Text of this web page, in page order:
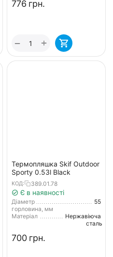
‍776‍ грн.
+
−
Термопляшка Skif Outdoor
Sporty 0.53l Black
КОД: 389.01.78
Є в наявності
Діаметр
горловина, мм
55
Матеріал
Нержавіюча
сталь
‍700‍ грн.